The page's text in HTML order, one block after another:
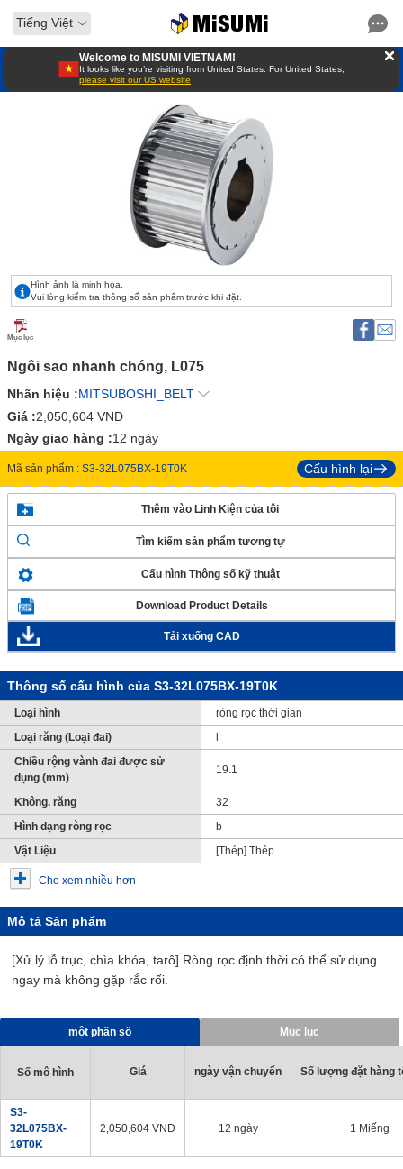
Tiếng Việt
Welcome to MISUMI VIETNAM!
It looks like you’re visiting from United States. For United States,
please visit our US website
Hình ảnh là minh họa.
Vui lòng kiểm tra thông số sản phẩm trước khi đặt.
Mục lục
Ngôi sao nhanh chóng, L075
Nhãn hiệu :MITSUBOSHI_BELT
Giá :2,050,604 VND
Ngày giao hàng :12 ngày
Mã sản phẩm : S3-32L075BX-19T0K Cấu hình lại
Thêm vào Linh Kiện của tôi
Tìm kiếm sản phẩm tương tự
Cấu hình Thông số kỹ thuật
Download Product Details
Tải xuống CAD
Thông số cấu hình của S3-32L075BX-19T0K
Loại hình
ròng rọc thời gian
Loại răng (Loại đai)
Chiều rộng vành đai được sử
dụng (mm)
19.1
Không. răng
32
Hình dạng ròng rọc
b
Vật Liệu
[Thép] Thép
Cho xem nhiều hơn
Mô tả Sản phẩm
[Xử lý lỗ trục, chìa khóa, tarô] Ròng rọc định thời có thể sử dụng
ngay mà không gặp rắc rối.
một phần số Mục lục
Số mô hình Giá ngày vận chuyển Số lượng đặt hàng
S3-
32L075BX-
19T0K
2,050,604 VND 12 ngày 1 Miếng